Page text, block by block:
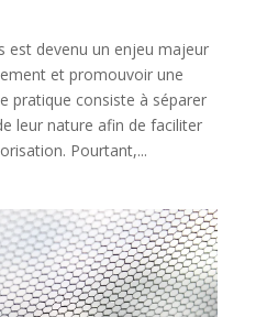
est devenu un enjeu majeur
et promouvoir une
pratique consiste à séparer
leur nature afin de faciliter
Pourtant,...